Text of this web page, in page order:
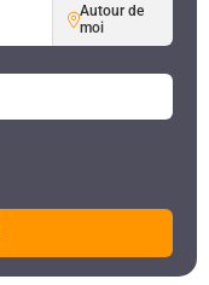
Autour de
moi